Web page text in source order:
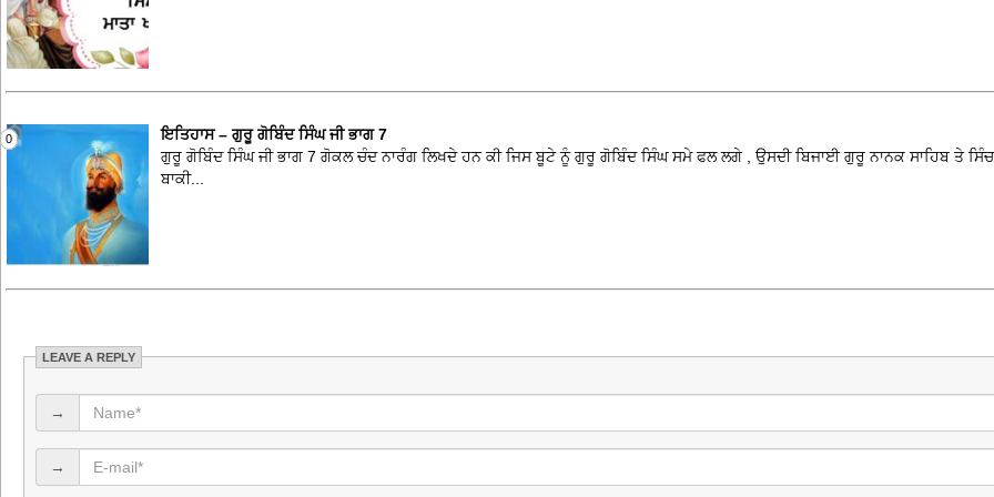
0
ਇਤਿਹਾਸ – ਗੁਰੂ ਗੋਬਿੰਦ ਸਿੰਘ ਜੀ ਭਾਗ 7
ਗੁਰੂ ਗੋਬਿੰਦ ਸਿੰਘ ਜੀ ਭਾਗ 7 ਗੋਕਲ ਚੰਦ ਨਾਰੰਗ ਲਿਖਦੇ ਹਨ ਕੀ ਜਿਸ ਬੂਟੇ ਨੂੰ ਗੁਰੂ ਗੋਬਿੰਦ ਸਿੰਘ ਸਮੇ ਫਲ ਲਗੇ , ਉਸਦੀ ਬਿਜਾਈ ਗੁਰੂ ਨਾਨਕ ਸਾਹਿਬ ਤੇ
ਬਾਕੀ...
LEAVE A REPLY
→
→